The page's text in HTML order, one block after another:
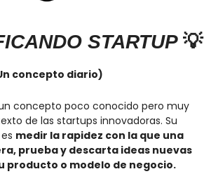
STARTUP 💡
concepto diario)
concepto poco conocido pero muy
de las startups innovadoras. Su
medir la rapidez con la que una
prueba y descarta ideas nuevas
producto o modelo de negocio.